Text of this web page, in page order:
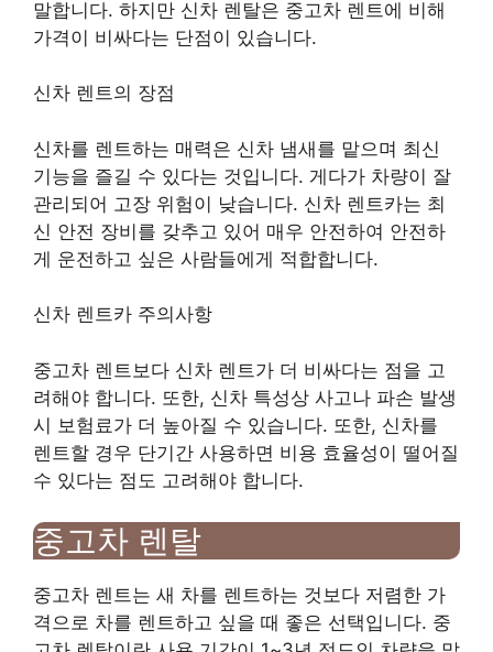
말합니다. 하지만 신차 렌탈은 중고차 렌트에 비해
가격이 비싸다는 단점이 있습니다.
신차 렌트의 장점
신차를 렌트하는 매력은 신차 냄새를 맡으며 최신
기능을 즐길 수 있다는 것입니다. 게다가 차량이 잘
관리되어 고장 위험이 낮습니다. 신차 렌트카는 최
신 안전 장비를 갖추고 있어 매우 안전하여 안전하
게 운전하고 싶은 사람들에게 적합합니다.
신차 렌트카 주의사항
중고차 렌트보다 신차 렌트가 더 비싸다는 점을 고
려해야 합니다. 또한, 신차 특성상 사고나 파손 발생
시 보험료가 더 높아질 수 있습니다. 또한, 신차를
렌트할 경우 단기간 사용하면 비용 효율성이 떨어질
수 있다는 점도 고려해야 합니다.
중고차 렌탈
중고차 렌트는 새 차를 렌트하는 것보다 저렴한 가
격으로 차를 렌트하고 싶을 때 좋은 선택입니다. 중